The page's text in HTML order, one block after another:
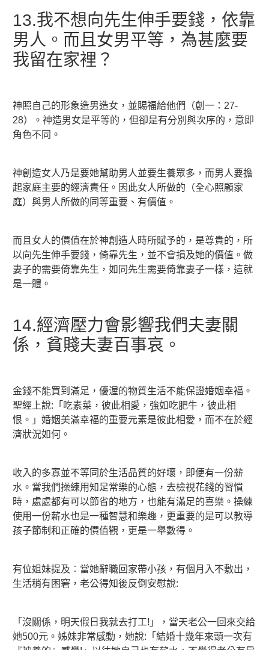
13.我不想向先生伸手要錢，依靠
男人。而且女男平等，為甚麼要
我留在家裡？
神照自己的形象造男造女，並賜福給他們（創一：27-
28）。神造男女是平等的，但卻是有分別與次序的，意即
角色不同。
神創造女人乃是要她幫助男人並要生養眾多，而男人要擔
起家庭主要的經濟責任。因此女人所做的（全心照顧家
庭）與男人所做的同等重要、有價值。
而且女人的價值在於神創造人時所賦予的，是尊貴的，所
以向先生伸手要錢，倚靠先生，並不會損及她的價值。做
妻子的需要倚靠先生，如同先生需要倚靠妻子一樣，這就
是一體。
14.經濟壓力會影響我們夫妻關
係，貧賤夫妻百事哀。
金錢不能買到滿足，優渥的物質生活不能保證婚姻幸福。
聖經上說:「吃素菜，彼此相愛，強如吃肥牛，彼此相
恨。」婚姻美滿幸福的重要元素是彼此相愛，而不在於經
濟狀況如何。
收入的多寡並不等同於生活品質的好壞，即便有一份薪
水。當我們操練用知足常樂的心態，去檢視花錢的習慣
時，處處都有可以節省的地方，也能有滿足的喜樂。操練
使用一份薪水也是一種智慧和樂趣，更重要的是可以教導
孩子節制和正確的價值觀，更是一舉數得。
有位姐妹提及︰當她辭職回家帶小孩，有個月入不敷出，
生活稍有困窘，老公得知後反倒安慰說:
「沒關係，明天假日我就去打工!」，當天老公一回來交給
她500元。姊妹非常感動，她說:「結婚十幾年來頭一次有